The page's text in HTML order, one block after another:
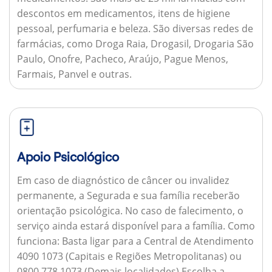
descontos em medicamentos, itens de higiene
pessoal, perfumaria e beleza. São diversas redes de
farmácias, como Droga Raia, Drogasil, Drogaria São
Paulo, Onofre, Pacheco, Araújo, Pague Menos,
Farmais, Panvel e outras.
Apoio Psicológico
Em caso de diagnóstico de câncer ou invalidez
permanente, a Segurada e sua família receberão
orientação psicológica. No caso de falecimento, o
serviço ainda estará disponível para a família. Como
funciona: Basta ligar para a Central de Atendimento
4090 1073 (Capitais e Regiões Metropolitanas) ou